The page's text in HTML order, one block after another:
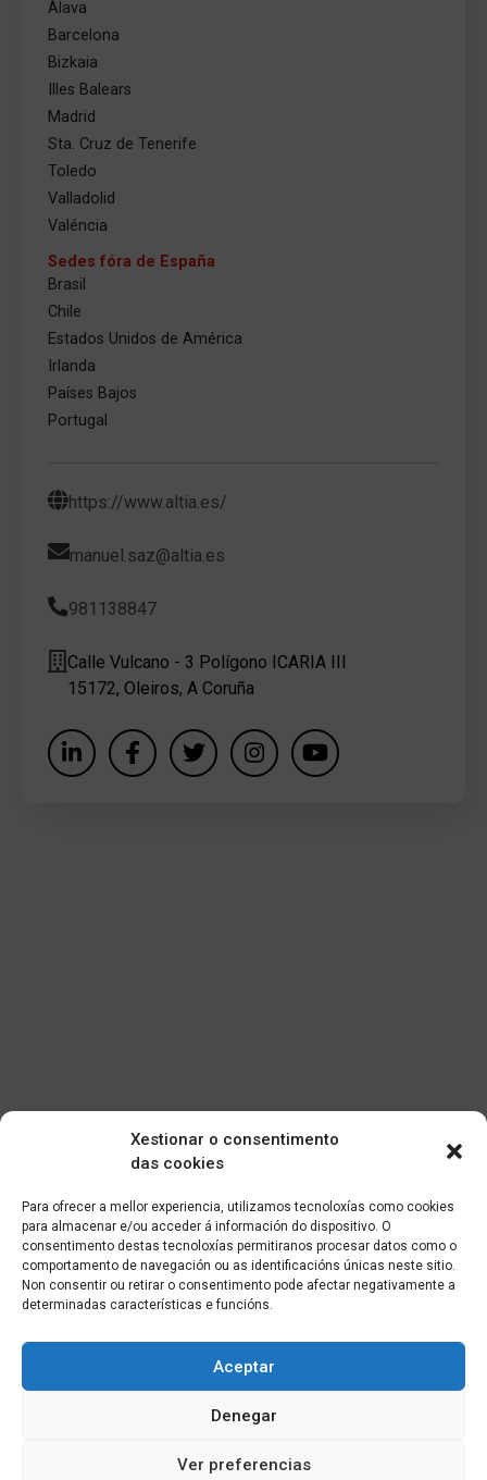
Xestionar o consentimento
das cookies
Para ofrecer a mellor experiencia, utilizamos tecnoloxías como cookies
para almacenar e/ou acceder á información do dispositivo. O
consentimento destas tecnoloxías permitiranos procesar datos como o
comportamento de navegación ou as identificacións únicas neste sitio.
Non consentir ou retirar o consentimento pode afectar negativamente a
determinadas características e funcións.
Aceptar
Denegar
Ver preferencias
Álava
Barcelona
Bizkaia
Illes Balears
Madrid
Sta. Cruz de Tenerife
Toledo
Valladolid
Valéncia
Sedes fóra de España
Brasil
Chile
Estados Unidos de América
Irlanda
Países Bajos
Portugal
https://www.altia.es/
manuel.saz@altia.es
981138847
Calle Vulcano - 3 Polígono ICARIA III
15172, Oleiros, A Coruña